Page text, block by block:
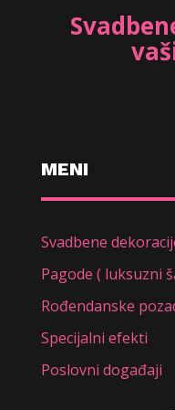
MENI
Svadbene
Pagode ( luksuzni
Rođendanske
Specijalni efekti
Poslovni događaji